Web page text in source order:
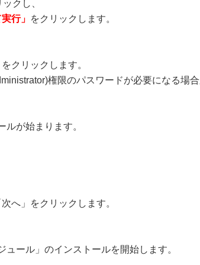
クし、
行」 をクリックします。
クリックします。
権限のパスワードが必要になる場合
ルが始まります。
へ」をクリックします。
ュール」のインストールを開始します。